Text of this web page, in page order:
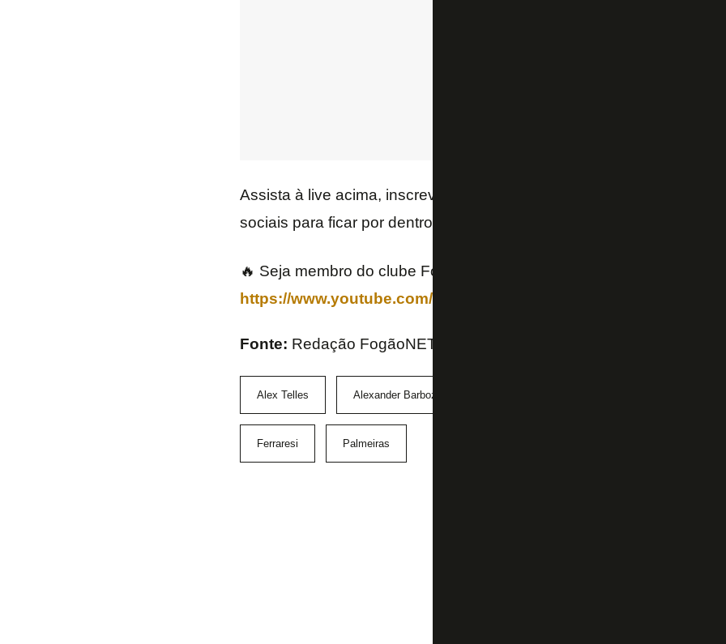
Assista à live acima, inscreva-se no nosso canal no YouTube e siga
sociais para ficar por dentro das últimas notícias do Botafogo! 📺🔥
🔥 Seja membro do clube FogãoNET+ e tenha acesso a benefícios
https://www.youtube.com/channel/UCAnO0MtqT3-
Fonte: Redação FogãoNET
Alex Telles Alexander Barboza
Ferraresi Palmeiras